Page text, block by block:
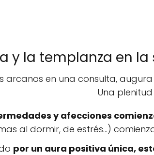
y la templanza en la
arcanos en una consulta,
Una
y afecciones
al dormir, de estrés...)
por un aura positiva única,